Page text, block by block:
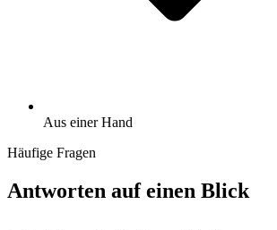
Aus einer Hand
Häufige Fragen
Antworten auf einen Blick